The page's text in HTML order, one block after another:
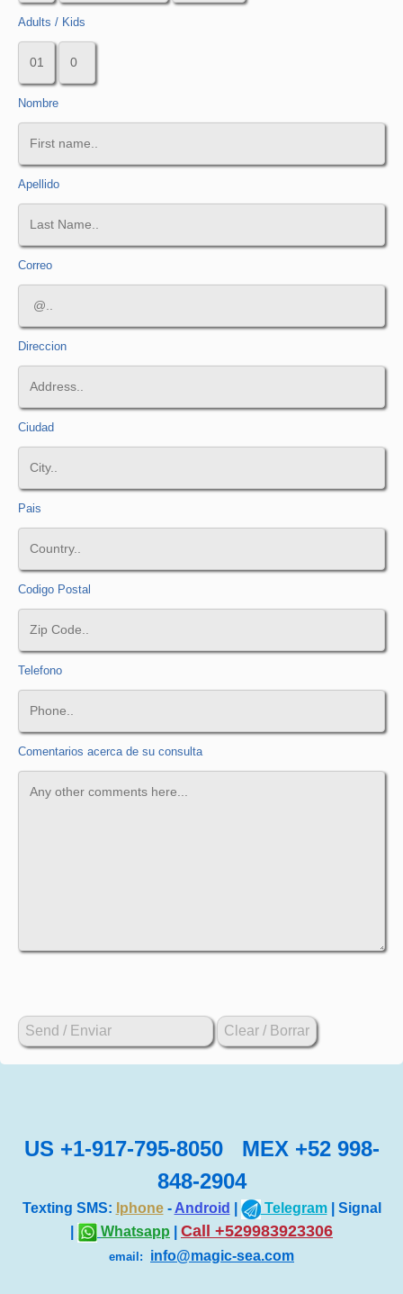
Adults / Kids
Nombre
Apellido
Correo
Direccion
Ciudad
Pais
Codigo Postal
Telefono
Comentarios acerca de su consulta
US +1-917-795-8050 MEX +52 998-
848-2904
Texting SMS: Iphone- Android Telegram| Signal
Whatsapp Call +529983923306
email: info@magic-sea.com